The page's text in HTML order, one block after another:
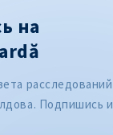
на
расследований
Подпишись и